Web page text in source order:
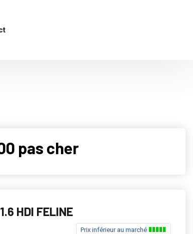
pas cher
HDI FELINE
Prix inférieur au marché